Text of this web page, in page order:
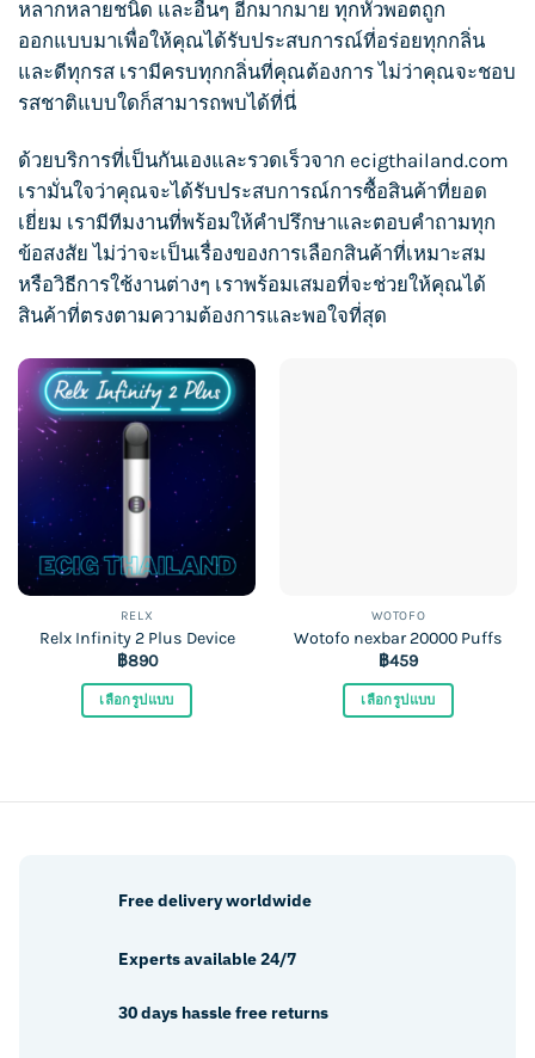
หลากหลายชนิด และอื่นๆ อีกมากมาย ทุกหัวพอตถูก
ออกแบบมาเพื่อให้คุณได้รับประสบการณ์ที่อร่อยทุกกลิ่น
และดีทุกรส เรามีครบทุกกลิ่นที่คุณต้องการ ไม่ว่าคุณจะชอบ
รสชาติแบบใดก็สามารถพบได้ที่นี่
ด้วยบริการที่เป็นกันเองและรวดเร็วจาก ecigthailand.com
เรามั่นใจว่าคุณจะได้รับประสบการณ์การซื้อสินค้าที่ยอด
เยี่ยม เรามีทีมงานที่พร้อมให้คำปรึกษาและตอบคำถามทุก
ข้อสงสัย ไม่ว่าจะเป็นเรื่องของการเลือกสินค้าที่เหมาะสม
หรือวิธีการใช้งานต่างๆ เราพร้อมเสมอที่จะช่วยให้คุณได้
สินค้าที่ตรงตามความต้องการและพอใจที่สุด
RELX
Relx Infinity 2 Plus Device
฿890
เลือกรูปแบบ
multiple
may
chosen
the
WOTOFO
Wotofo nexbar 20000 Puffs
฿459
เลือกรูปแบบ
multiple
Free delivery worldwide
Experts available 24/7
30 days hassle free returns